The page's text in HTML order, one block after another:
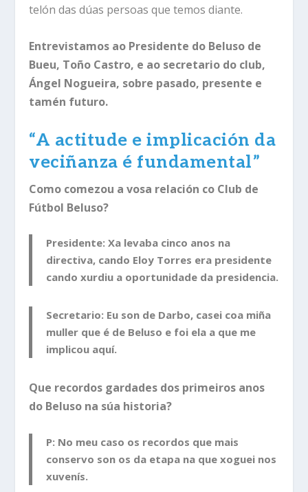
telón das dúas persoas que temos diante.
Entrevistamos ao Presidente do Beluso de
Bueu, Toño Castro, e ao secretario do club,
Ángel Nogueira, sobre pasado, presente e
tamén futuro.
“A actitude e implicación da
veciñanza é fundamental”
Como comezou a vosa relación co Club de
Fútbol Beluso?
Presidente: Xa levaba cinco anos na
directiva, cando Eloy Torres era presidente
cando xurdiu a oportunidade da presidencia.
Secretario: Eu son de Darbo, casei coa miña
muller que é de Beluso e foi ela a que me
implicou aquí.
Que recordos gardades dos primeiros anos
do Beluso na súa historia?
P: No meu caso os recordos que mais
conservo son os da etapa na que xoguei nos
xuvenís.